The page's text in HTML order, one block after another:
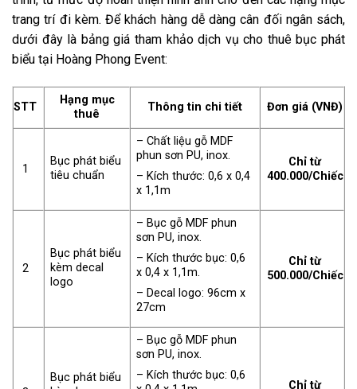
trang trí đi kèm. Để khách hàng dễ dàng cân đối ngân sách,
dưới đây là bảng giá tham khảo dịch vụ cho thuê bục phát
biểu tại Hoàng Phong Event:
STT
Hạng mục
thuê
Thông tin chi tiết Đơn giá (VNĐ)
1
Bục phát biểu
tiêu chuẩn
– Chất liệu gỗ MDF
phun sơn PU, inox.
– Kích thước: 0,6 x 0,4
x 1,1m
Chỉ từ
400.000/Chiếc
2
Bục phát biểu
kèm decal
logo
– Bục gỗ MDF phun
sơn PU, inox.
– Kích thước bục: 0,6
x 0,4 x 1,1m.
– Decal logo: 96cm x
27cm
Chỉ từ
500.000/Chiếc
Bục phát biểu
– Bục gỗ MDF phun
sơn PU, inox.
– Kích thước bục: 0,6
Chỉ từ